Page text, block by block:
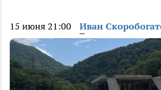
15 июня 21:00 Иван